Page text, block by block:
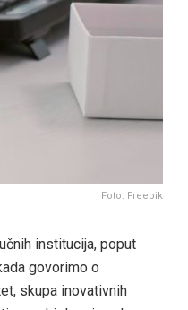
Foto: Freepik
institucija, poput
govorimo o
skupa inovativnih